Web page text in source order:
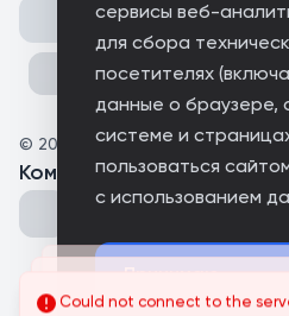
сервисы веб-
для сбора
посетителях
данные о браузере,
системе и
пользоваться
с использованием
© 2026 ANTM
Комментарии(0 )